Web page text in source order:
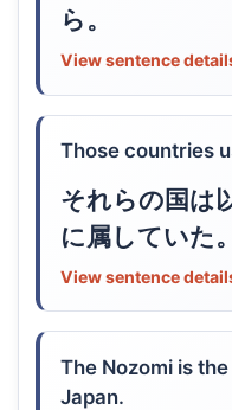
ら。
View sentence
Those countries
それらの国は
に属していた。
View sentence
The Nozomi is
Japan.